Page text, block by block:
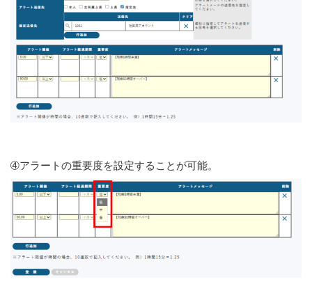
➃アラートの重要度を設定することが可能。